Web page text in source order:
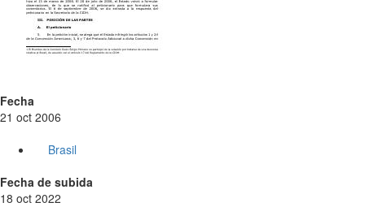
Fecha
21 oct 2006
Brasil
Fecha de subida
18 oct 2022